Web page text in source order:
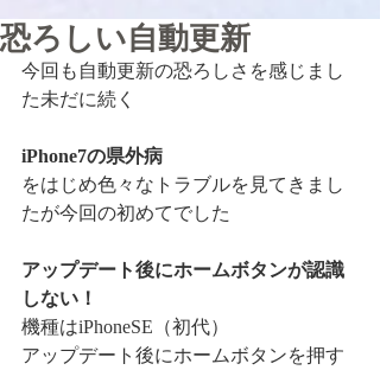
恐ろしい自動更新
今回も自動更新の恐ろしさを感じまし
た未だに続く
iPhone7の県外病
をはじめ色々なトラブルを見てきまし
たが今回の初めてでした
アップデート後にホームボタンが認識
しない！
機種はiPhoneSE（初代）
アップデート後にホームボタンを押す